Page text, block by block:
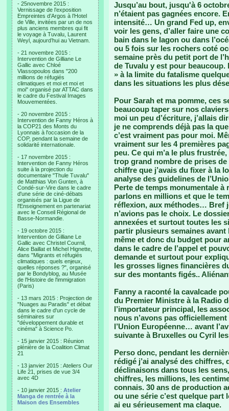
- 25novembre 2015 :
Vernissage de l’exposition
Empreintes d’Argos à l’Hotel
de Ville, invitées par un de nos
plus anciens membres qui fit
le voyage à Tuvalu, Laurent
Weyl, aujourd’hui au Vietnam.
- 21 novembre 2015 :
Intervention de Gilliane Le
Gallic avec Chloé
Vlassopoulos dans "200
millions de réfugiés
climatiques et moi et moi et
moi" organisé par ATTAC dans
le cadre du Festival Images
Mouvementées.
- 20 novembre 2015 :
Intervention de Fanny Héros à
la COP21 des Monts du
Lyonnais à l'occasion de la
COP, pendant la semaine de
solidarité internationale.
- 17 novembre 2015 :
Intervention de Fanny Héros
suite à la projection du
documentaire "Thule Tuvalu"
de Matthias Von Gunten, à
Condé-sur-Vire dans le cadre
d'une série de ciné-débats
organisés par la Ligue de
l'Enseignement en partenariat
avec le Conseil Régional de
Basse-Normandie.
- 19 octobre 2015 :
Intervention de Gilliane Le
Gallic avec Christel Cournil,
Alice Baillat et Michel Hignette,
dans "Migrants et réfugiés
climatiques : quels enjeux,
quelles réponses ?", organisé
par le Bondyblog, au Musée
de l'Histoire de l'immigration
(Paris)
- 13 mars 2015 : Projection de
"Nuages au Paradis" et débat
dans le cadre d'un cycle de
séminaires sur
"développement durable et
cinéma" à Science Po.
- 15 janvier 2015 : Réunion
plénière de la Coalition Climat
21
- 13 janvier 2015 : Ateliers Our
Life 21, prises de vue 3/4
avec 4D
- 10 janvier 2015 : Atelier
Manga de rentrée à la
Maison des Ensembles
Jusqu’au bout, jusqu'à 6
n’étaient pas gagnées encore.
intensité… Un grand Fed up,
voir les gens, d’aller faire une
bain dans le lagon ou dans
ou 5 fois sur les rochers coté
semaine près du petit port de
de Tuvalu y est pour beaucoup.
» à la limite du fatalisme
dans les situations les plus
Pour Sarah et ma pomme, ces
beaucoup taper sur nos
moi un peu d’écriture, j’allais
je ne comprends déjà pas la
c’est vraiment pas pour moi.
vraiment sur les 4 premières
peu. Ce qui m’a le plus
trop grand nombre de prises
chiffre que j’avais du fixer à la
analyse des guidelines de
Perte de temps monumentale
parlons en millions et que le
réflexion, aux méthodes… Bref
n’avions pas le choix. Le
annexées et surtout toutes les
partir plusieurs semaines
même et donc du budget pour
dans le cadre de l’appel et
demande et surtout pour
les grosses lignes financières
sur des montants figés..
Fanny a raconté la cavalcade
du Premier Ministre à la Radio
l’importateur principal, les
nous n’avons pas
l’Union Européenne… avant
suivante à Bruxelles ou Cyril
Perso donc, pendant les
rédigé j’ai analysé des
déclinaisons dans tous les
chiffres, les millions, les
connais. 30 ans de production
ou une série c’est quelque part
ai eu sérieusement ma claque.